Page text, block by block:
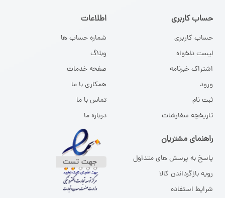
حساب کاربری
حساب کاربری
لیست دلخواه
اشتراک خبرنامه
ورود
ثبت نام
تاریخچه سفارشات
اطلاعات
شماره حساب ها
وبلاگ
صفحه خدمات
همکاری با ما
تماس با ما
درباره ما
راهنمای مشتریان
پاسخ به پرسش های متداول
رویه بازگرداندن کالا
شرایط استفاده